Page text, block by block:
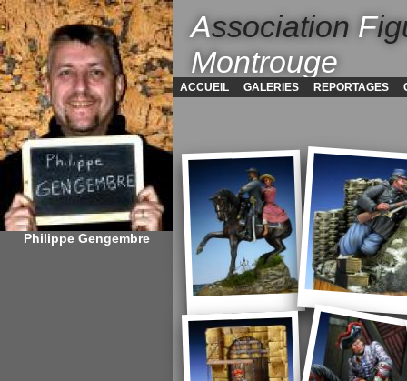
Association F
Montrouge
ACCUEIL GALERIES REPORTAGES
Philippe Gengembre